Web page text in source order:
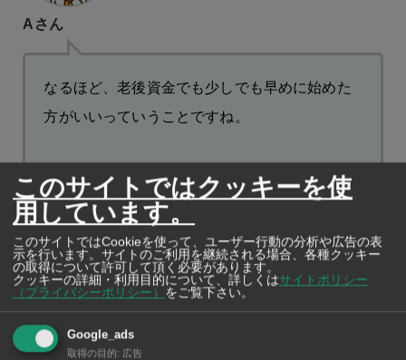
Aさん
なるほど、老後資金でも少しでも早めに始めた
方がいいっていうことですね。
このサイトではクッキーを使
用しています。
このサイトではCookieを使って、ユーザー行動の分析や広告の表
示を行います。サイトのご利用を継続される場合、各種クッキー
の取得について許可して頂く必要があります。
クッキーの詳細・利用目的について、詳しくはサイトポリシー
（プライバシーポリシー）
をご覧下さい。
Google_ads
取得の目的: 広告